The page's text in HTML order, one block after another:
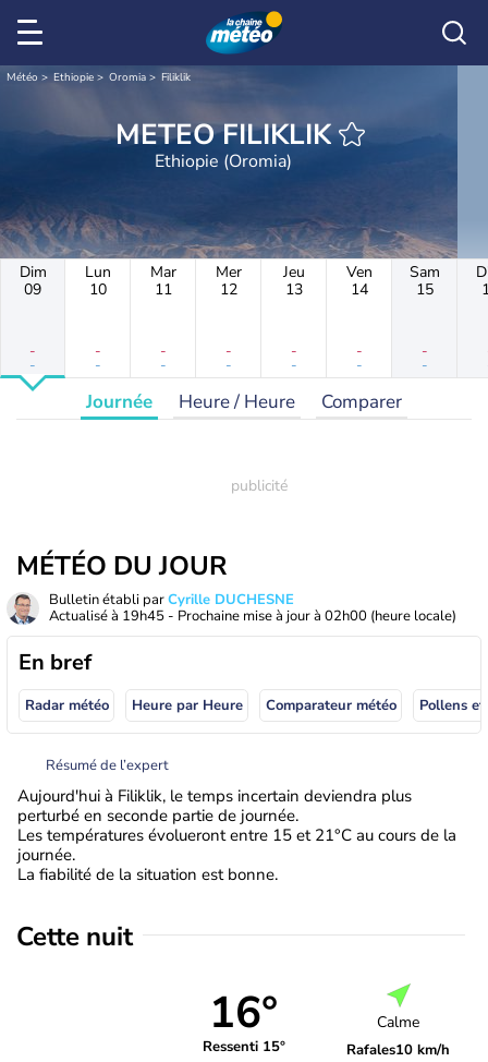
Météo Ethiopie Oromia Filiklik
METEO FILIKLIK
Ethiopie (Oromia)
Dim
09
-
-
Lun
10
-
-
Mar
11
-
-
Mer
12
-
-
Jeu
13
-
-
Ven
14
-
-
Sam
15
-
-
Journée Heure / Heure Comparer
MÉTÉO DU JOUR
Bulletin établi parCyrille DUCHESNE
Actualisé à 19h45 - Prochaine mise à jour à 02h00 (heure locale)
En bref
Radar météo Heure par Heure Comparateur météo Pollens
Résumé de l’expert
Aujourd'hui à Filiklik, le temps incertain deviendra plus
perturbé en seconde partie de journée.
Les températures évolueront entre 15 et 21°C au cours de la
journée.
La fiabilité de la situation est bonne.
Cette nuit
16°
Ressenti 15°
Calme
Rafales10 km/h